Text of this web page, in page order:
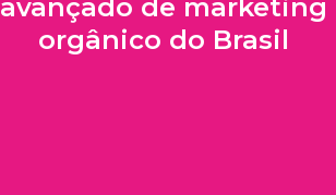
avançado de marketing
orgânico do Brasil